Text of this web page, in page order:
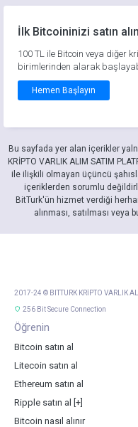
İlk Bitcoininizi satın alın
100 TL ile Bitcoin veya diğer
birimlerinden alarak
Hemen Başlayın
Bu sayfada yer alan içerikler
KRİPTO VARLIK ALIM SATIM
ile ilişkili olmayan üçüncü
içeriklerden sorumlu
BitTurk'ün hizmet verdiği
alınması, satılması veya
2017-24 © BITTURK KRİPTO VARLIK
256 Bit Secure Connection
Öğrenin
Bitcoin satın al
Litecoin satın al
Ethereum satın al
Ripple satın al
[+]
Bitcoin nasıl alınır